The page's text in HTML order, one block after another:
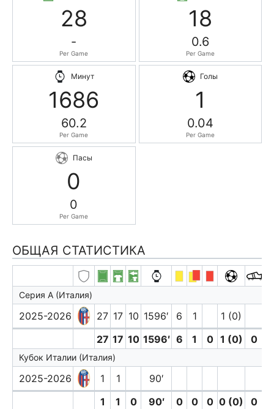
28
-
Per Game
18
0.6
Per Game
Минут
1686
60.2
Per Game
Голы
1
0.04
Per Game
Пасы
0
0
Per Game
ОБЩАЯ СТАТИСТИКА
Серия А (Италия)
2025-2026 27 17 10 1596′ 6 1
1 (0)
27 17 10 1596′ 6 1 0 1 (0) 0
Кубок Италии (Италия)
2025-2026 1 1
90′
1
1 0 90′ 0 0 0 0 (0) 0